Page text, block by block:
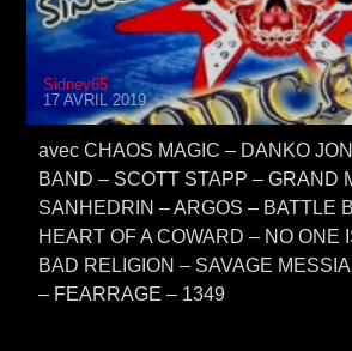
Sidney65
17 AVRIL 2019
avec CHAOS MAGIC – DANKO
BAND – SCOTT STAPP – GRAND
SANHEDRIN – ARGOS – BATTLE
HEART OF A COWARD – NO ONE
BAD RELIGION – SAVAGE
– FEARRAGE – 1349